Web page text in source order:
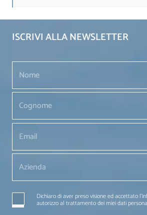
ISCRIVI ALLA NEWSLETTER
Dichiaro di aver preso visione ed accettato
autorizzo al trattamento dei miei dati